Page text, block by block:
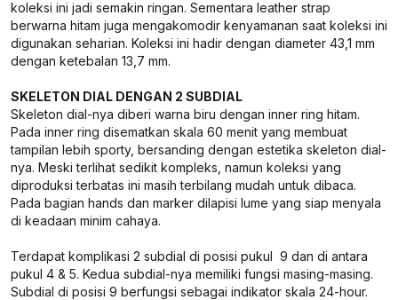
koleksi ini jadi semakin ringan. Sementara leather strap
berwarna hitam juga mengakomodir kenyamanan saat koleksi ini
digunakan seharian. Koleksi ini hadir dengan diameter 43,1 mm
dengan ketebalan 13,7 mm.
SKELETON DIAL DENGAN 2 SUBDIAL
Skeleton dial-nya diberi warna biru dengan inner ring hitam.
Pada inner ring disematkan skala 60 menit yang membuat
tampilan lebih sporty, bersanding dengan estetika skeleton dial-
nya. Meski terlihat sedikit kompleks, namun koleksi yang
diproduksi terbatas ini masih terbilang mudah untuk dibaca.
Pada bagian hands dan marker dilapisi lume yang siap menyala
di keadaan minim cahaya.
Terdapat komplikasi 2 subdial di posisi pukul 9 dan di antara
pukul 4 & 5. Kedua subdial-nya memiliki fungsi masing-masing.
Subdial di posisi 9 berfungsi sebagai indikator skala 24-hour.